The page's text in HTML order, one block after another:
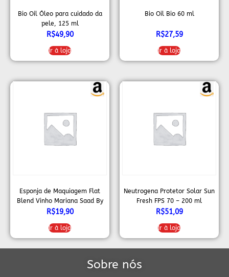
Bio Oil Óleo para cuidado da
pele, 125 ml
R$49,90
Ir à loja
Bio Oil Bio 60 ml
R$27,59
Ir à loja
Esponja de Maquiagem Flat
Blend Vinho Mariana Saad By
Océane
R$19,90
Ir à loja
Neutrogena Protetor Solar Sun
Fresh FPS 70 – 200 ml
R$51,09
Ir à loja
Sobre nós